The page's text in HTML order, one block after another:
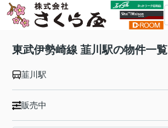
東武伊勢崎線 韮川駅の物件一覧
韮川駅
販売中